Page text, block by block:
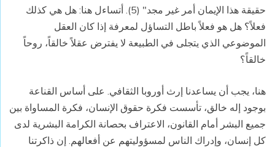
حقيقة هذا الإيمان أمر غير مجد" (5). أتساءل هنا: هل هي كذلك
فعلاً؟ هل هو فعلاً باطل التساؤل لمعرفة إذا كان العقل
الموضوعي الذي يتجلى في الطبيعة لا يفترض عقلاً خالقاً، روحاً
خالقاً؟
هنا، يجب أن يساعدنا إرث أوروبا الثقافي. على أساس القناعة
بوجود إله خالق، تأسست فكرة حقوق الإنسان، فكرة المساواة بين
جميع البشر أمام القانون، الاعتراف بحصانة الكرامة البشرية لدى
كل إنسان، وإدراك الناس لمسؤوليتهم عن أفعالهم. إن ذاكرتنا